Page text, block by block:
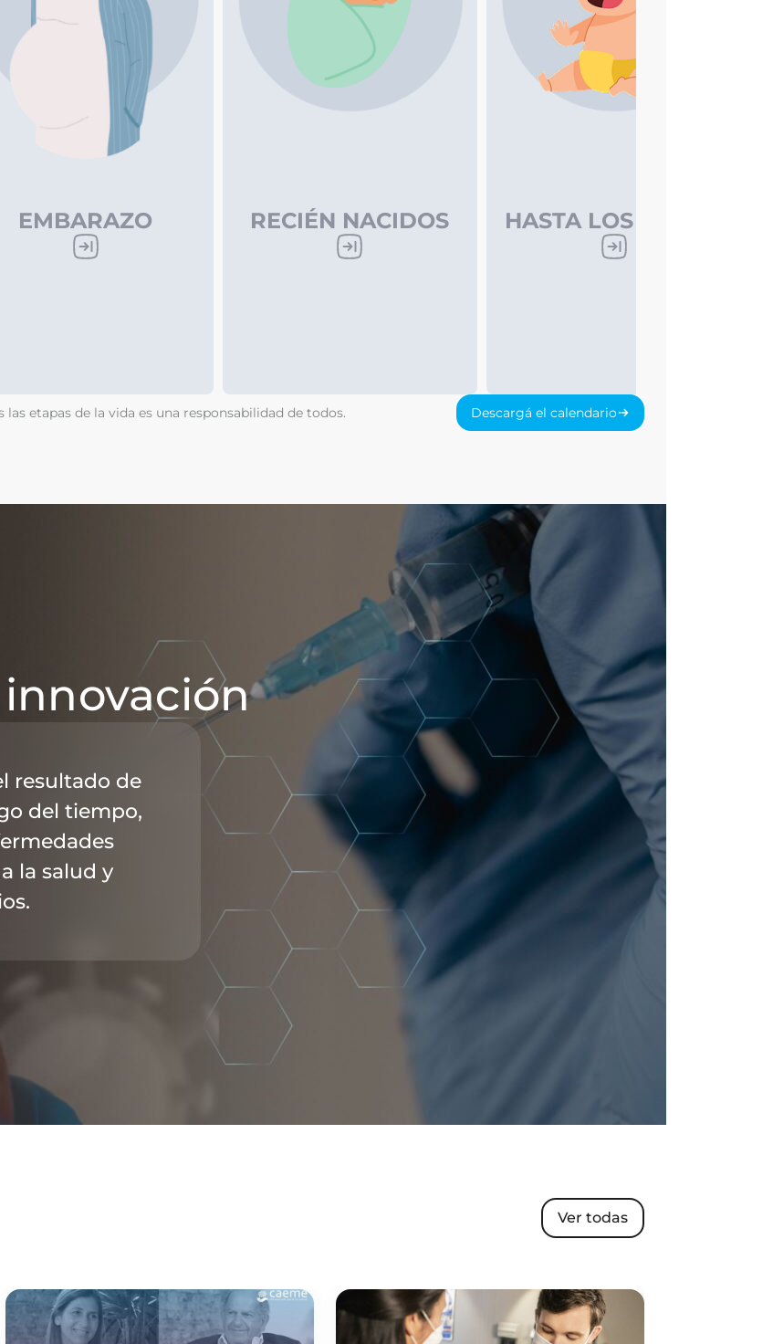
EMBARAZO RECIÉN NACIDOS HASTA LOS 2 AÑOS
las etapas de la vida es una responsabilidad de todos. Descargá el calendario
resultado de
del tiempo,
la salud y
Ver todas